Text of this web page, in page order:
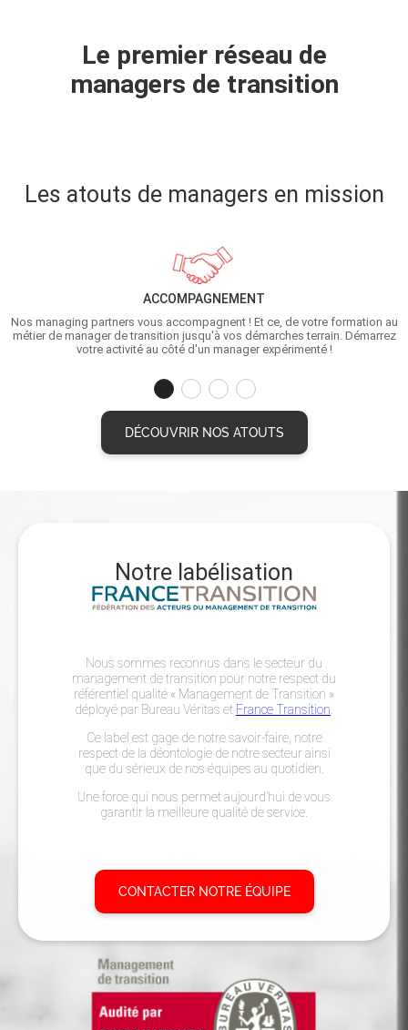
Le premier réseau de
managers de transition
Les atouts de managers en mission
ACCOMPAGNEMENT
Nos managing partners vous accompagnent ! Et ce, de votre formation au
métier de manager de transition jusqu'à vos démarches terrain. Démarrez
votre activité au côté d'un manager expérimenté !
DÉCOUVRIR NOS ATOUTS
Notre labélisation
Nous sommes reconnus dans le secteur du
management de transition pour notre respect du
référentiel qualité « Management de Transition »
déployé par Bureau Véritas et France Transition
Ce label est gage de notre savoir-faire, notre
respect de la déontologie de notre secteur ainsi
que du sérieux de nos équipes au quotidien.
Une force qui nous permet aujourd’hui de vous
garantir la meilleure qualité de service.
CONTACTER NOTRE ÉQUIPE
Cette date ne vous convient pas ? Découvrez
toutes les dates disponibles ici